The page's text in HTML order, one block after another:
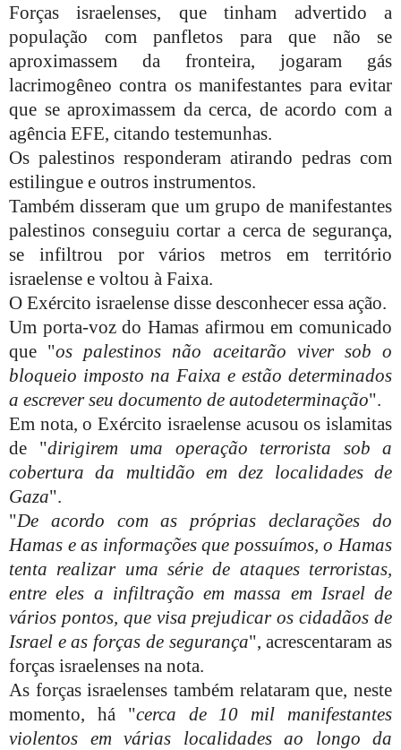
Forças israelenses, que tinham advertido a
população com panfletos para que não se
aproximassem da fronteira, jogaram gás
lacrimogêneo contra os manifestantes para evitar
que se aproximassem da cerca, de acordo com a
agência EFE, citando testemunhas.
Os palestinos responderam atirando pedras com
estilingue e outros instrumentos.
Também disseram que um grupo de manifestantes
palestinos conseguiu cortar a cerca de segurança,
se infiltrou por vários metros em território
israelense e voltou à Faixa.
O Exército israelense disse desconhecer essa ação.
Um porta-voz do Hamas afirmou em comunicado
que "os palestinos não aceitarão viver sob o
bloqueio imposto na Faixa e estão determinados
a escrever seu documento de autodeterminação".
Em nota, o Exército israelense acusou os islamitas
de "dirigirem uma operação terrorista sob a
cobertura da multidão em dez localidades de
Gaza".
"De acordo com as próprias declarações do
Hamas e as informações que possuímos, o Hamas
tenta realizar uma série de ataques terroristas,
entre eles a infiltração em massa em Israel de
vários pontos, que visa prejudicar os cidadãos de
Israel e as forças de segurança", acrescentaram as
forças israelenses na nota.
As forças israelenses também relataram que, neste
momento, há "cerca de 10 mil manifestantes
violentos em várias localidades ao longo da